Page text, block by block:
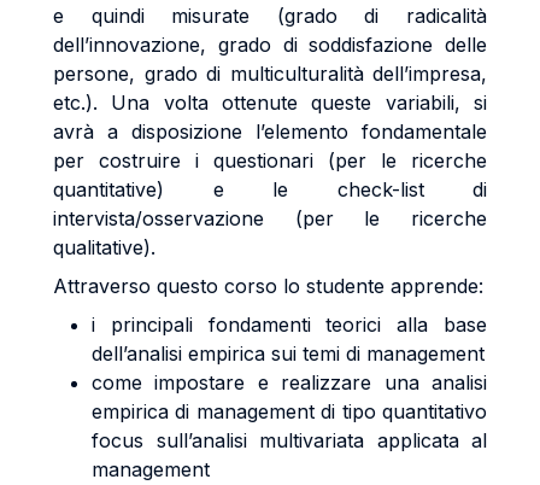
e quindi misurate (grado di radicalità
dell’innovazione, grado di soddisfazione delle
persone, grado di multiculturalità dell’impresa,
etc.). Una volta ottenute queste variabili, si
avrà a disposizione l’elemento fondamentale
per costruire i questionari (per le ricerche
quantitative) e le check-list di
intervista/osservazione (per le ricerche
qualitative).
Attraverso questo corso lo studente apprende:
i principali fondamenti teorici alla base
dell’analisi empirica sui temi di management
come impostare e realizzare una analisi
empirica di management di tipo quantitativo
focus sull’analisi multivariata applicata al
management